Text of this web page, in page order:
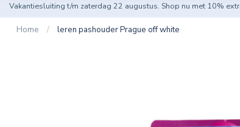
Vakantiesluiting t/m zaterdag 22 augustus. Shop nu met 10%
Home / leren pashouder Prague off white